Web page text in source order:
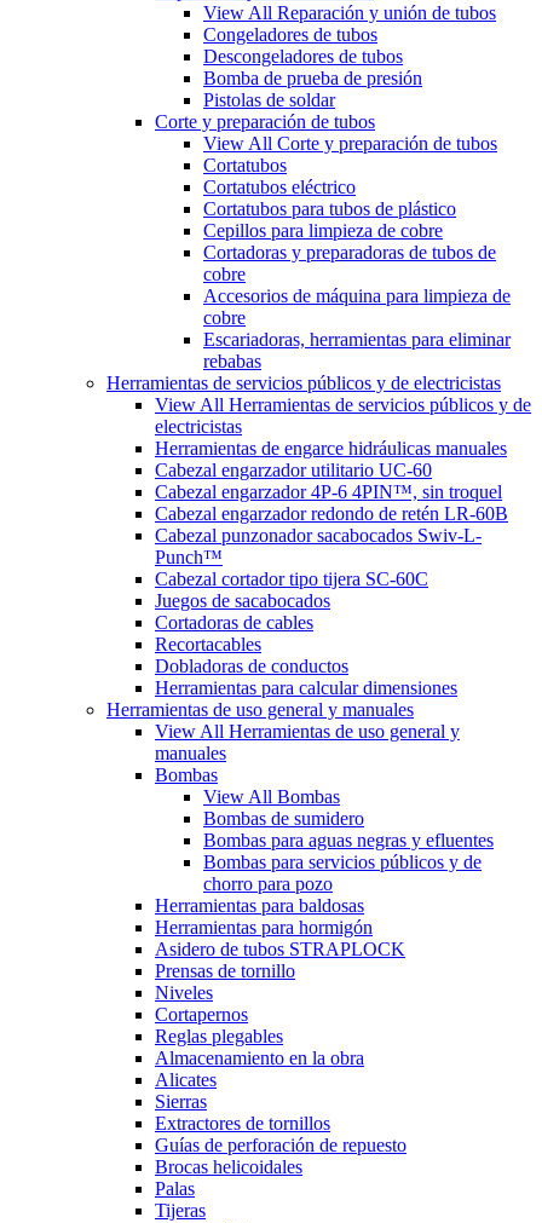
View All Reparación y unión de tubos
Congeladores de tubos
Descongeladores de tubos
Bomba de prueba de presión
Pistolas de soldar
Corte y preparación de tubos
View All Corte y preparación de tubos
Cortatubos
Cortatubos eléctrico
Cortatubos para tubos de plástico
Cepillos para limpieza de cobre
Cortadoras y preparadoras de tubos de
cobre
Accesorios de máquina para limpieza de
cobre
Escariadoras, herramientas para eliminar
rebabas
Herramientas de servicios públicos y de electricistas
View All Herramientas de servicios públicos y de
electricistas
Herramientas de engarce hidráulicas manuales
Cabezal engarzador utilitario UC-60
Cabezal engarzador 4P-6 4PIN™, sin troquel
Cabezal engarzador redondo de retén LR-60B
Cabezal punzonador sacabocados Swiv-L-
Punch™
Cabezal cortador tipo tijera SC-60C
Juegos de sacabocados
Cortadoras de cables
Recortacables
Dobladoras de conductos
Herramientas para calcular dimensiones
Herramientas de uso general y manuales
View All Herramientas de uso general y
manuales
Bombas
View All Bombas
Bombas de sumidero
Bombas para aguas negras y efluentes
Bombas para servicios públicos y de
chorro para pozo
Herramientas para baldosas
Herramientas para hormigón
Asidero de tubos STRAPLOCK
Prensas de tornillo
Niveles
Cortapernos
Reglas plegables
Almacenamiento en la obra
Alicates
Sierras
Extractores de tornillos
Guías de perforación de repuesto
Brocas helicoidales
Palas
Tijeras